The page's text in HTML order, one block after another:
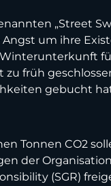
„Street
um ihre
zu früh
gebucht
Tonnen CO2
der
(SGR)